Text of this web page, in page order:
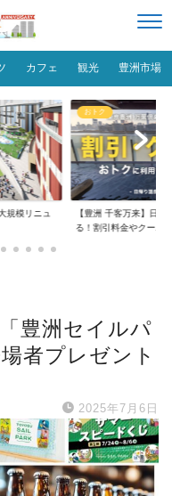
カフェ 観光 豊洲市場
規模リニュ
おトク
【豊洲 千客万来】日帰
る！割引料金やクーポ...
豊洲セイルパ
者プレゼント
2025年7月6日